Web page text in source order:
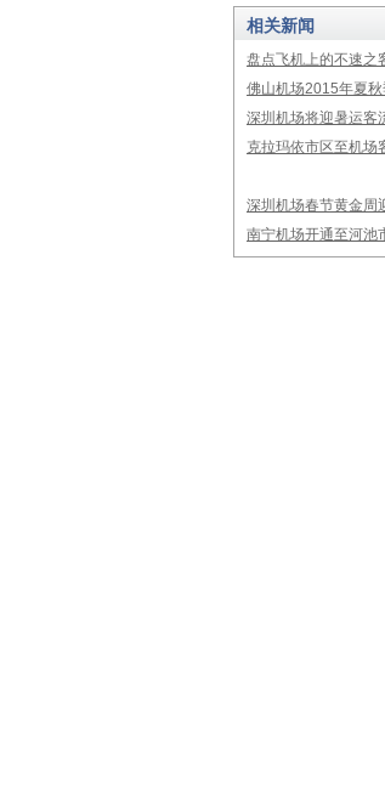
相关新闻
盘点飞机上的不速之
佛山机场2015年夏
深圳机场将迎暑运客
克拉玛依市区至机场
深圳机场春节黄金周
南宁机场开通至河池